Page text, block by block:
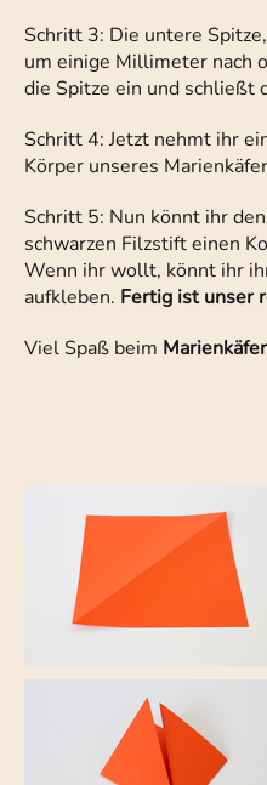
Schritt 3: Die untere
um einige Millimeter nach
die Spitze ein und schließt
Schritt 4: Jetzt nehmt ihr
Körper unseres
Schritt 5: Nun könnt ihr
schwarzen Filzstift einen
Wenn ihr wollt, könnt ihr
aufkleben. Fertig ist unser
Viel Spaß beim